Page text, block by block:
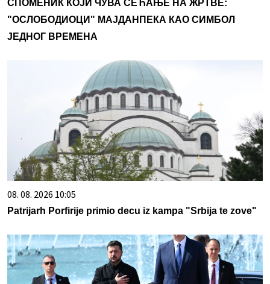
СПОМЕНИК КОЈИ ЧУВА СЕЋАЊЕ НА ЖРТВЕ:
"ОСЛОБОДИОЦИ" МАЈДАНПЕКА КАО СИМБОЛ
ЈЕДНОГ ВРЕМЕНА
08. 08. 2026 10:05
Patrijarh Porfirije primio decu iz kampa "Srbija te zove"